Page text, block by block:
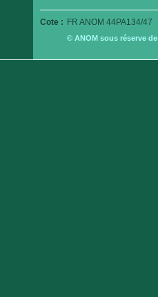
Cote : FR ANOM 44PA134/47
© ANOM sous réserve